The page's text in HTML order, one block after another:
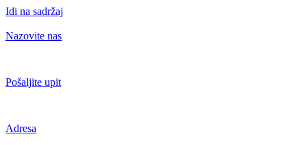
Idi na sadržaj
Nazovite nas
Pošaljite upit
Adresa